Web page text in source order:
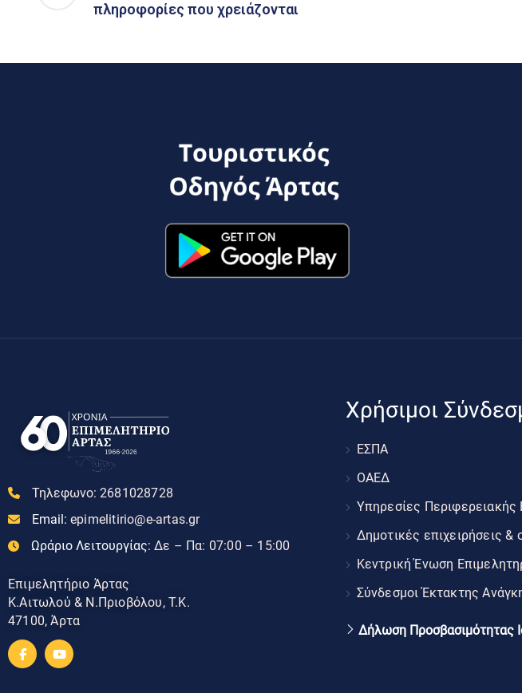
πληροφορίες που χρειάζονται
Τηλεφωνο: 2681028728
Email: epimelitirio@e-artas.gr
Ωράριο Λειτουργίας: Δε – Πα: 07:00 – 15:00
Επιμελητήριο Άρτας
Κ.Αιτωλού & Ν.Πριοβόλου, Τ.Κ.
47100, Άρτα
Χρήσιμοι
ΕΣΠΑ
ΟΑΕΔ
Υπηρεσίες Περιφερειακής
Δημοτικές επιχειρήσεις &
Κεντρική Ένωση
Σύνδεσμοι Έκτακτης
Δήλωση Προσβασιμότητας